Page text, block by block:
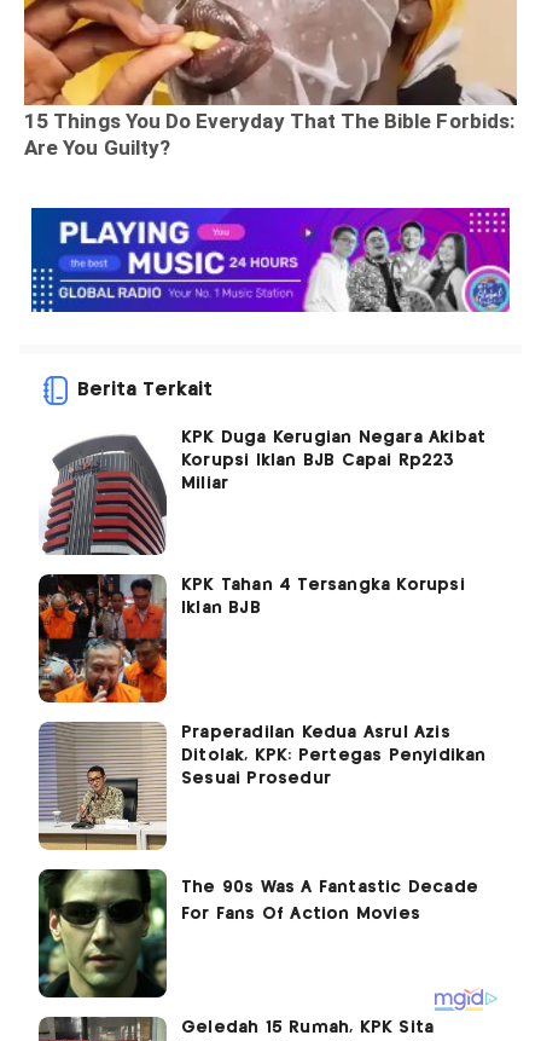
Berita Terkait
KPK Duga Kerugian Negara Akibat
Korupsi Iklan BJB Capai Rp223
Miliar
KPK Tahan 4 Tersangka Korupsi
Iklan BJB
Praperadilan Kedua Asrul Azis
Ditolak, KPK: Pertegas Penyidikan
Sesuai Prosedur
Geledah 15 Rumah, KPK Sita